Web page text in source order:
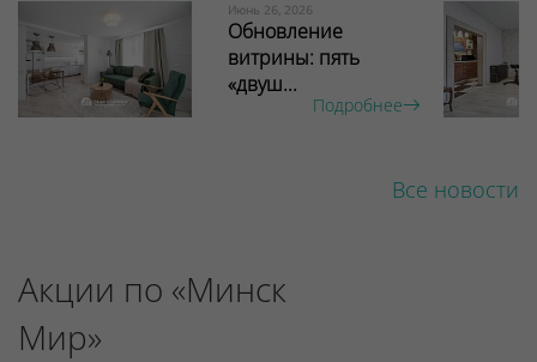
Июнь 26, 2026
Обновление
витрины: пять
«двуш...
Подробнее
Все новости
Акции по «Минск
Мир»